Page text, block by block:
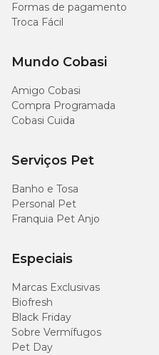
Formas de pagamento
Troca Fácil
Mundo Cobasi
Amigo Cobasi
Compra Programada
Cobasi Cuida
Serviços Pet
Banho e Tosa
Personal Pet
Franquia Pet Anjo
Especiais
Marcas Exclusivas
Biofresh
Black Friday
Sobre Vermífugos
Pet Day